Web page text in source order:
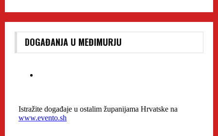
DOGAĐANJA U MEĐIMURJU